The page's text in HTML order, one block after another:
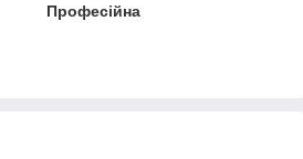
Професійна